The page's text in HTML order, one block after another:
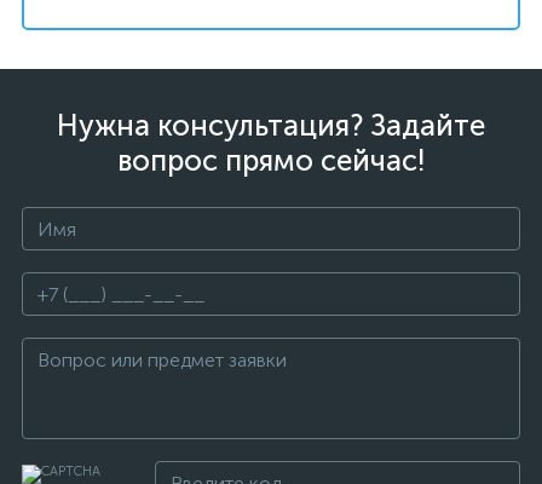
Нужна консультация? Задайте
вопрос прямо сейчас!